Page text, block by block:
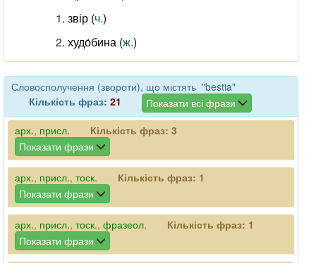
звір (ч.)
худо́бина (ж.)
Словосполучення (звороти), що містять "bestia"
Кількість фраз: 21
Показати всі фрази
арх., присл. Кількість фраз: 3
Показати фрази
арх., присл., тоск. Кількість фраз: 1
Показати фрази
арх., присл., тоск., фразеол. Кількість фраз: 1
Показати фрази